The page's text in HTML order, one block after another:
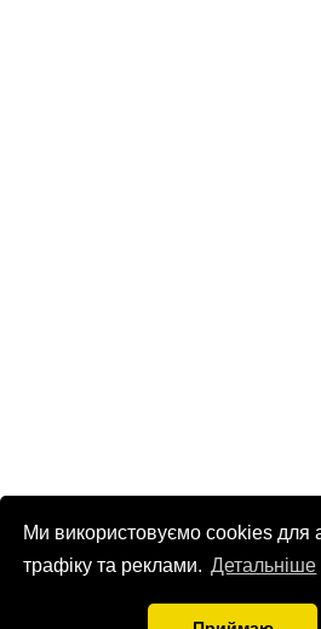
Ми використовуємо cookies для
трафіку та реклами. Детальніше
© Патріоти України 2026
Правова